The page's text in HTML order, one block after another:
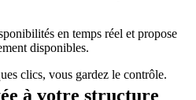
en temps réel et propose
disponibles.
clics, vous gardez le contrôle.
à votre structure